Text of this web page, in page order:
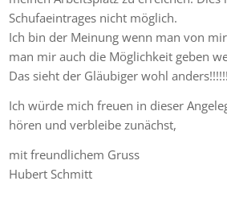
Schufaeintrages nicht möglich.
Ich bin der Meinung wenn man von
man mir auch die Möglichkeit geben
Das sieht der Gläubiger wohl anders!!!!!!
Ich würde mich freuen in dieser
hören und verbleibe zunächst,
mit freundlichem Gruss
Hubert Schmitt